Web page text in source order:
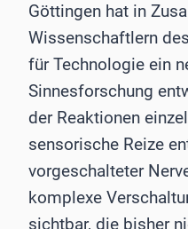
Göttingen hat in
Wissenschaftlern
für Technologie ein
Sinnesforschung
der Reaktionen
sensorische Reize
vorgeschalteter
komplexe
sichtbar, die bisher